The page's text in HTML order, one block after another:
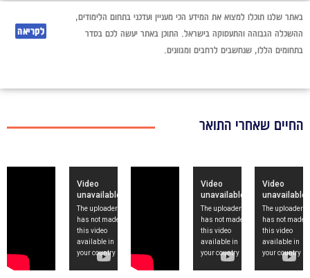
שלנו תוכלו למצוא את המידע הכי מעניין ועדכני בתחום הלימודים,
הגבוהה והתעסוקה בישראל. התוכן באתר יעשה לכם בסדר
הללו, שנחשבים לרחבים ומגוונים.
לקריאה
שאחרי התואר